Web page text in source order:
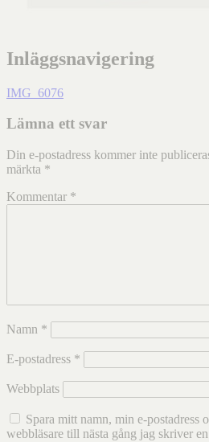
Inläggsnavigering
IMG_6076
Lämna ett svar
Din e-postadress kommer inte
märkta *
Kommentar *
Namn *
E-postadress *
Webbplats
Spara mitt namn, min e-postadress
webbläsare till nästa gång jag skriver